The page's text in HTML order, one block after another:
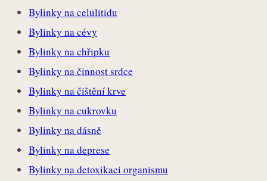
Bylinky na celulitidu
Bylinky na cévy
Bylinky na chřipku
Bylinky na činnost srdce
Bylinky na čištění krve
Bylinky na cukrovku
Bylinky na dásně
Bylinky na deprese
Bylinky na detoxikaci organismu